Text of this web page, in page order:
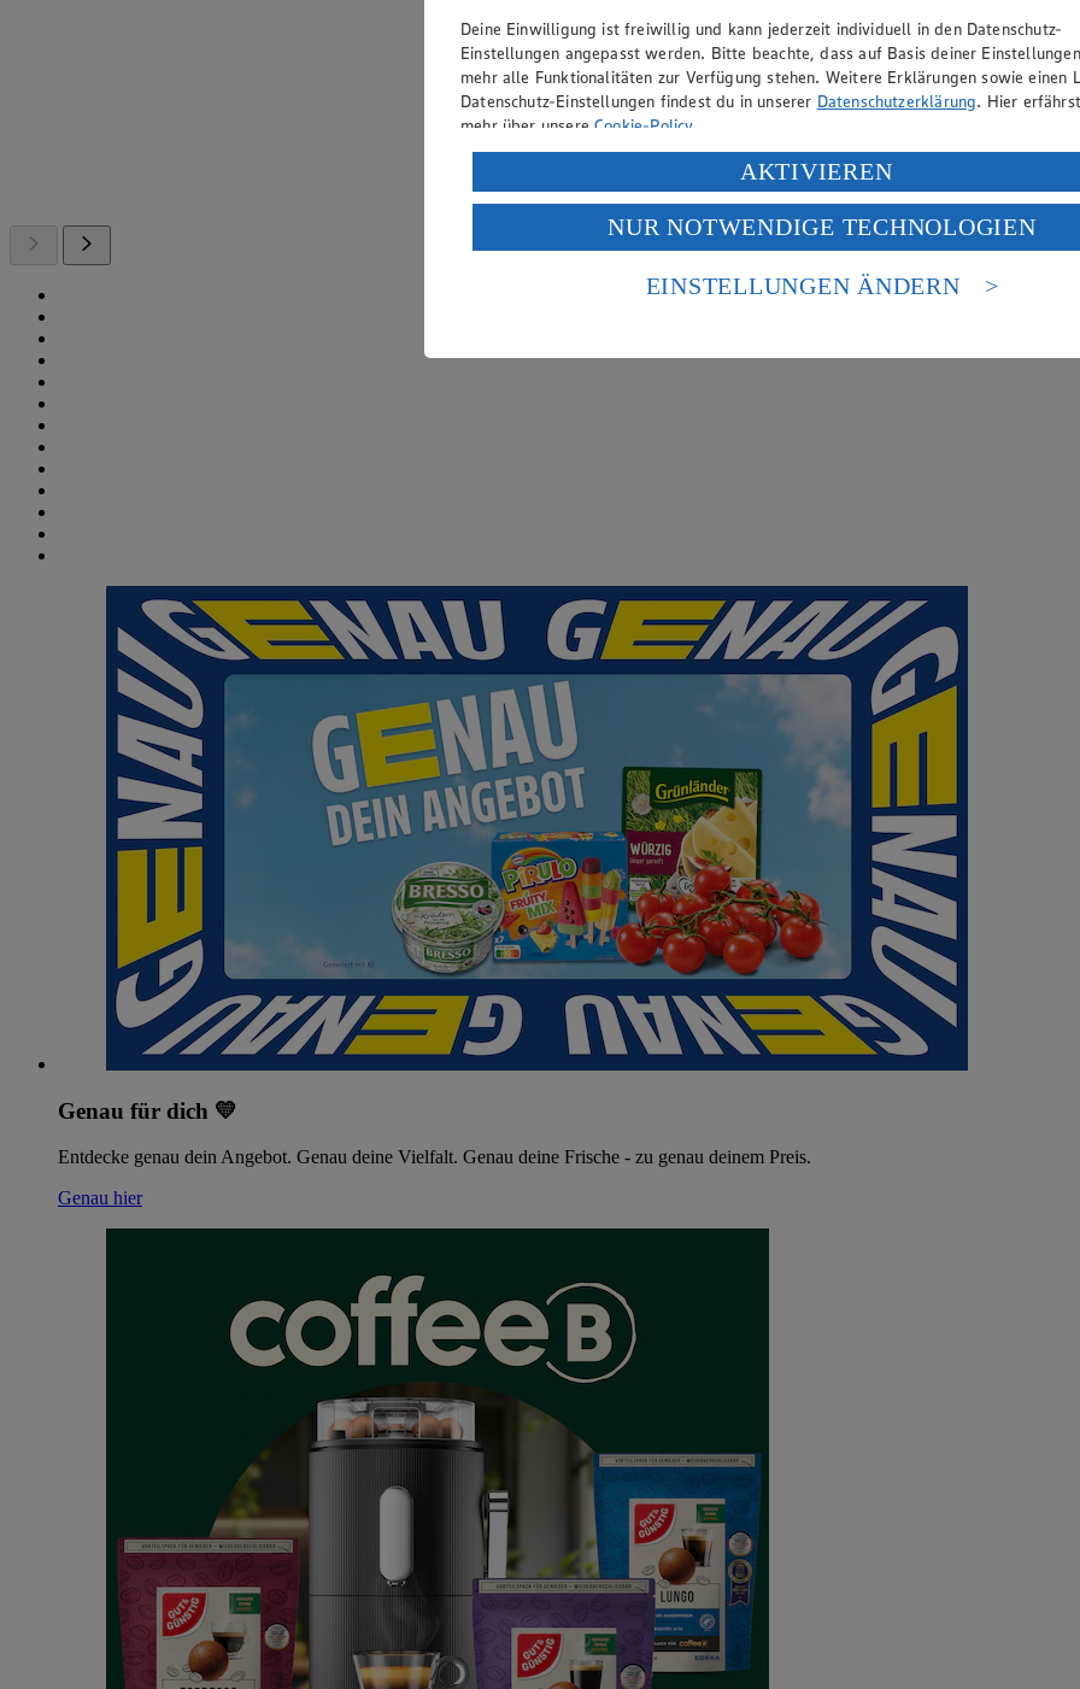
Genau für dich 💛
Entdecke genau dein Angebot. Genau deine Vielfalt. Genau deine Frische - zu genau deinem Preis.
Genau hier
Deine Einwilligung ist freiwillig und kann jederzeit individuell in den Datenschutz-
Einstellungen angepasst werden. Bitte beachte, dass auf Basis deiner
mehr alle Funktionalitäten zur Verfügung stehen. Weitere Erklärungen sowie einen
Datenschutz-Einstellungen findest du in unserer Datenschutzerklärung. Hier
mehr über unsereCookie-Policy.
Verarbeitung deiner personenbezogenen Daten in den USA durch Facebook und
Wenn du auf „Aktivieren“ klickst, willigst du im Sinne des Art. 49 Abs. 1 Satz 1 lit.
ein, dass deine Daten in den USA verarbeitet werden. Der EuGH sieht die USA als
einem nach europäischen Standards nicht angemessenen Datenschutzniveau an. Es
Risiko eines Zugriffs durch US-amerikanische Behörden.
AKTIVIEREN
NUR NOTWENDIGE TECHNOLOGIEN
EINSTELLUNGEN ÄNDERN